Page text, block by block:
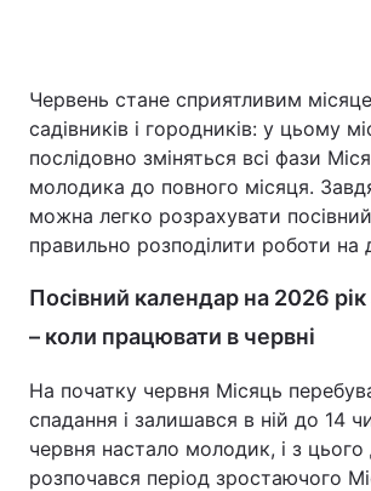
Червень стане сприятливим
садівників і городників: у цьому
послідовно зміняться всі фази
молодика до повного місяця.
можна легко розрахувати
правильно розподілити роботи на
Посівний календар на 2026
– коли працювати в червні
На початку червня Місяць
спадання і залишався в ній до 14
червня настало молодик, і з цього
розпочався період зростаючого